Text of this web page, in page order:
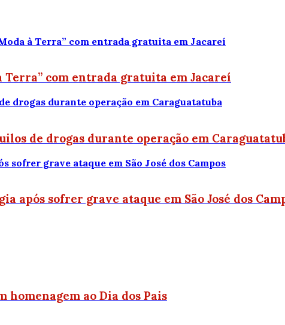
Terra” com entrada gratuita em Jacareí
de drogas durante operação em
sofrer grave ataque em São José dos
homenagem ao Dia dos Pais